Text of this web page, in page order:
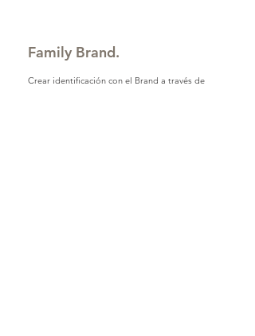
Family Brand.
Crear identificación con el Brand a través de